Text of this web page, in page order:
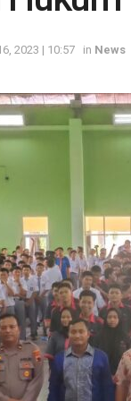
2023 | 10:57 in News